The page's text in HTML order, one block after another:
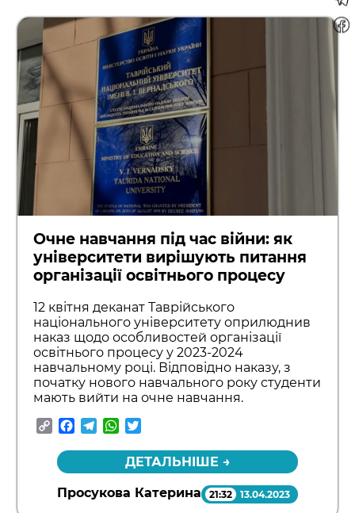
Очне навчання під час війни: як
університети вирішують питання
організації освітнього процесу
12 квітня деканат Таврійського
національного університету оприлюднив
наказ щодо особливостей організації
освітнього процесу у 2023-2024
навчальному році. Відповідно наказу, з
початку нового навчального року студенти
мають вийти на очне навчання.
CopyFacebook
TelegramWhatsApp
ДЕТАЛЬНІШЕ →
Просукова Катерина 21:32 13.04.2023